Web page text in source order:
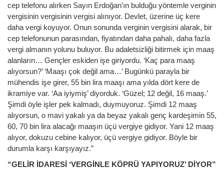
cep telefonu alırken Sayın Erdoğan’ın bulduğu yöntemle verginin
vergisinin vergisinin vergisi alınıyor. Devlet, üzerine üç kere
daha vergi koyuyor. Onun sonunda verginin vergisini alarak, bir
cep telefonunun parasından, fiyatından daha pahalı, daha fazla
vergi almanın yolunu buluyor. Bu adaletsizliği bitirmek için maaş
alanların… Gençler eskiden işe giriyordu. ‘Kaç para maaş
alıyorsun?’ ‘Maaşı çok değil ama…’ Bugünkü parayla bir
mühendis işe girer, 55 bin lira maaşı ama yılda dört kere de
ikramiye var. ‘Aa iyiymiş’ diyorduk. ‘Güzel; 12 değil, 16 maaş.’
Şimdi öyle işler pek kalmadı, duymuyoruz. Şimdi 12 maaş
alıyorsun, o mavi yakalı ya da beyaz yakalı genç kardeşimin 55,
60, 70 bin lira alacağı maaşın üçü vergiye gidiyor. Yani 12 maaş
alıyor, dokuzu cebine kalıyor, üçü vergiye gidiyor. Böyle bir
durumla karşı karşıyayız.”
“GELİR İDARESİ ‘VERGİNLE KÖPRÜ YAPIYORUZ’ DİYOR”